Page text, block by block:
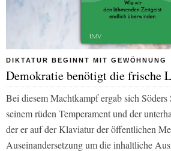
DIKTATUR BEGINNT MIT GEWÖHNUNG
Demokratie benötigt die frische
Bei diesem Machtkampf ergab sich Söders
seinem rüden Temperament und der
der er auf der Klaviatur der öffentlichen
Auseinandersetzung um die inhaltliche